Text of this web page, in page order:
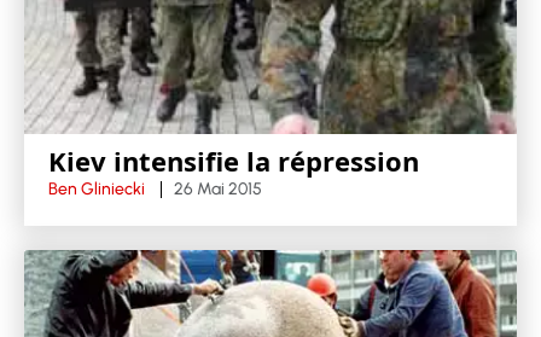
Kiev intensifie la répression
Ben Gliniecki 26 Mai 2015